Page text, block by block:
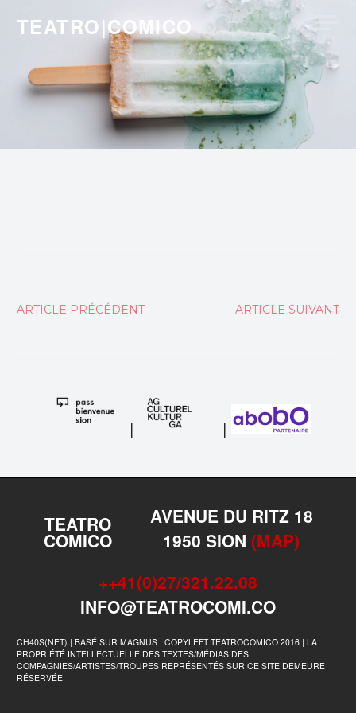
content
TEATRO|COMICO
Navigation
ARTICLE PRÉCÉDENT ARTICLE SUIVANT
| |
TEATRO
COMICO
AVENUE DU RITZ 18
1950 SION (MAP)
++41(0)27/321.22.08
INFO@TEATROCOMI.CO
CH40S(NET) | BASÉ SUR MAGNUS | COPYLEFT TEATROCOMICO 2016 | LA
PROPRIÉTÉ INTELLECTUELLE DES TEXTES/MÉDIAS DES
COMPAGNIES/ARTISTES/TROUPES REPRÉSENTÉS SUR CE SITE DEMEURE
RÉSERVÉE